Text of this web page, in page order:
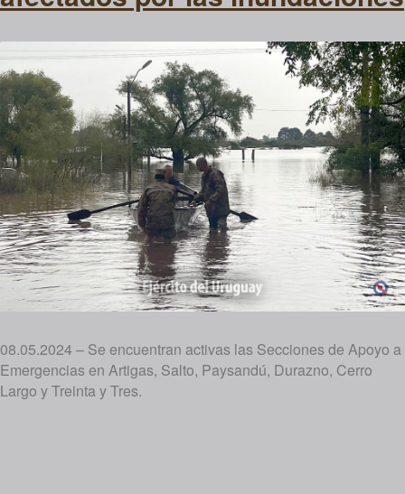
08.05.2024 – Se encuentran activas las Secciones de Apoyo a
Emergencias en Artigas, Salto, Paysandú, Durazno, Cerro
Largo y Treinta y Tres.